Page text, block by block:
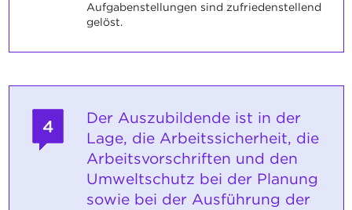
Aufgabenstellungen sind zufriedenstellend
gelöst.
4
Der Auszubildende ist in der
Lage, die Arbeitssicherheit, die
Arbeitsvorschriften und den
Umweltschutz bei der Planung
sowie bei der Ausführung der